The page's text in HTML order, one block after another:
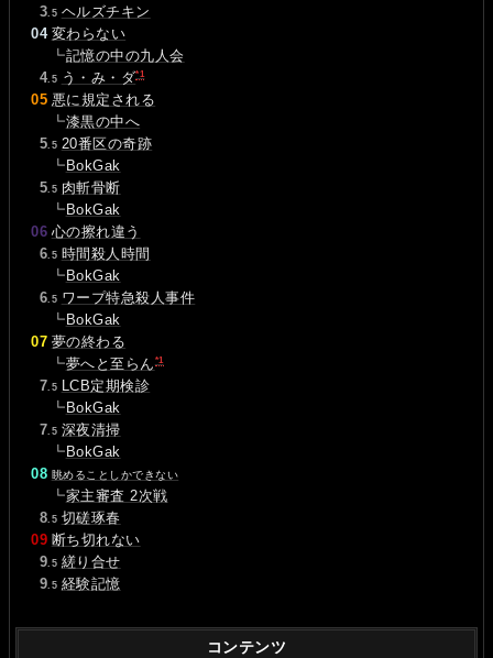
3 .5 ヘルズチキン
04 変わらない
┗記憶の中の九人会
4.5 う・み・ダ*1
05 悪に規定される
┗漆黒の中へ
5 .5 20番区の奇跡
┗ BokGak
5 .5 肉斬骨断
┗ BokGak
06 心の擦れ違う
6 .5 時間殺人時間
┗ BokGak
6 .5 ワープ特急殺人事件
┗ BokGak
07 夢の終わる
┗夢へと至らん *1
7.5 LCB定期検診
┗ BokGak
7.5 深夜清掃
┗ BokGak
08 眺めることしかできない
┗家主審査 2次戦
8.5 切磋琢春
09 断ち切れない
9.5 縒り合せ
9.5 経験記憶
コンテンツ